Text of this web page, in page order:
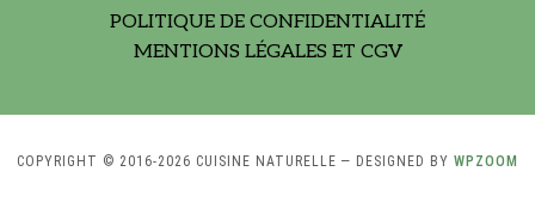
POLITIQUE DE CONFIDENTIALITÉ
MENTIONS LÉGALES ET CGV
COPYRIGHT © 2016-2026 CUISINE NATURELLE — DESIGNED BY WPZOOM